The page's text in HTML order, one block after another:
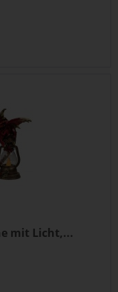
mit Licht,...